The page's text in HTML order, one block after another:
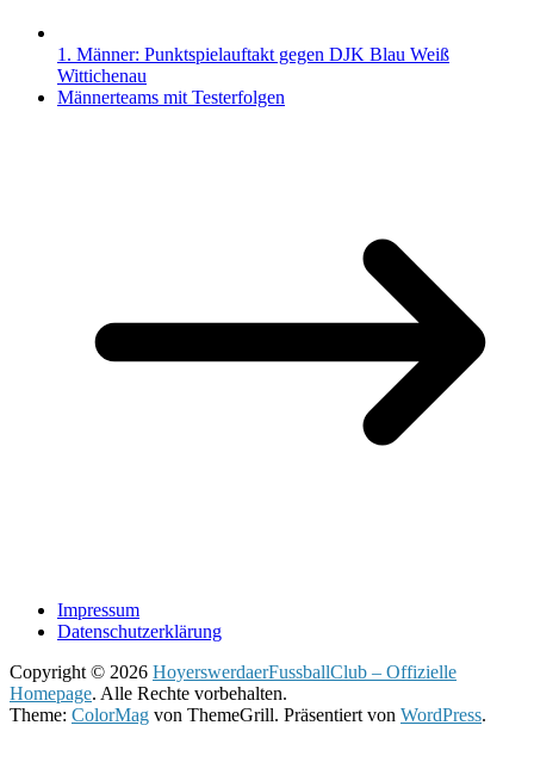
1. Männer: Punktspielauftakt gegen DJK Blau Weiß
Wittichenau
Männerteams mit Testerfolgen
Impressum
Datenschutzerklärung
Copyright © 2026 HoyerswerdaerFussballClub – Offizielle
Homepage. Alle Rechte vorbehalten.
Theme: ColorMag von ThemeGrill. Präsentiert von WordPress.